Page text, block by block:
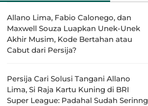
Allano Lima, Fabio Calonego, dan
Maxwell Souza Luapkan Unek-Unek
Akhir Musim, Kode Bertahan atau
Cabut dari Persija?
Persija Cari Solusi Tangani Allano
Lima, Si Raja Kartu Kuning di BRI
Super League: Padahal Sudah Serinng